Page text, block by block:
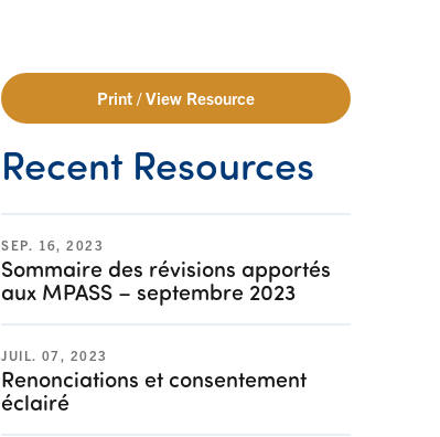
Print / View Resource
Recent Resources
SEP. 16, 2023
Sommaire des révisions apportés
aux MPASS – septembre 2023
JUIL. 07, 2023
Renonciations et consentement
éclairé